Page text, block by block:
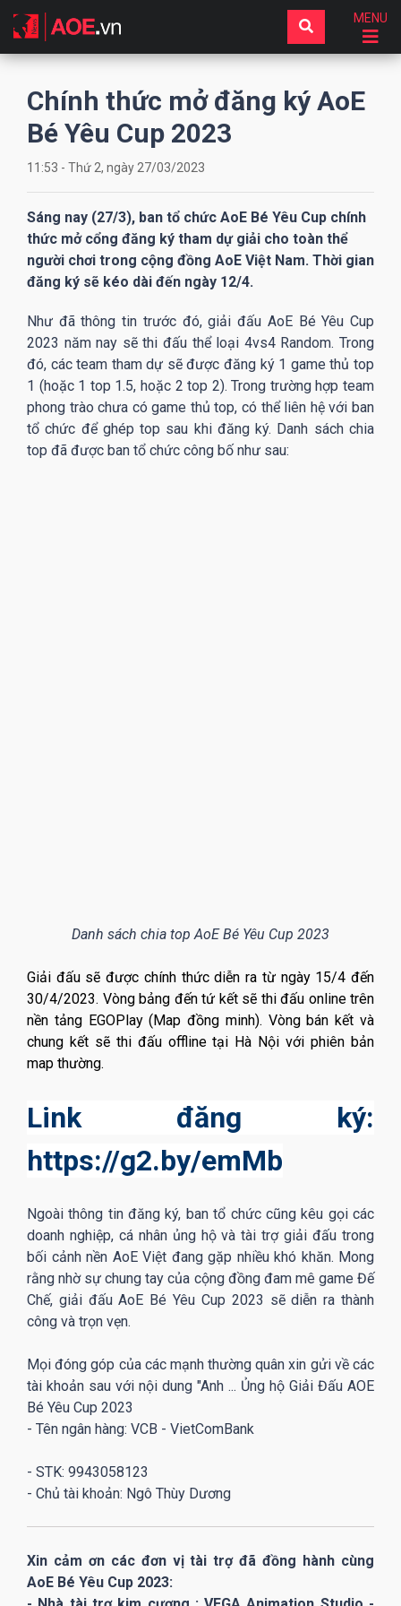
MENU
Chính thức mở đăng ký AoE
Bé Yêu Cup 2023
11:53 - Thứ 2, ngày 27/03/2023
Sáng nay (27/3), ban tổ chức AoE Bé Yêu Cup chính
thức mở cổng đăng ký tham dự giải cho toàn thể
người chơi trong cộng đồng AoE Việt Nam. Thời gian
đăng ký sẽ kéo dài đến ngày 12/4.
Như đã thông tin trước đó, giải đấu AoE Bé Yêu Cup
2023 năm nay sẽ thi đấu thể loại 4vs4 Random. Trong
đó, các team tham dự sẽ được đăng ký 1 game thủ top
1 (hoặc 1 top 1.5, hoặc 2 top 2). Trong trường hợp team
phong trào chưa có game thủ top, có thể liên hệ với ban
tổ chức để ghép top sau khi đăng ký. Danh sách chia
top đã được ban tổ chức công bố như sau:
Danh sách chia top AoE Bé Yêu Cup 2023
Giải đấu sẽ được chính thức diễn ra từ ngày 15/4 đến
30/4/2023. Vòng bảng đến tứ kết sẽ thi đấu online trên
nền tảng EGOPlay (Map đồng minh). Vòng bán kết và
chung kết sẽ thi đấu offline tại Hà Nội với phiên bản
map thường.
Link đăng ký:
https://g2.by/emMb
Ngoài thông tin đăng ký, ban tổ chức cũng kêu gọi các
doanh nghiệp, cá nhân ủng hộ và tài trợ giải đấu trong
bối cảnh nền AoE Việt đang gặp nhiều khó khăn. Mong
rằng nhờ sự chung tay của cộng đồng đam mê game Đế
Chế, giải đấu AoE Bé Yêu Cup 2023 sẽ diễn ra thành
công và trọn vẹn.
Mọi đóng góp của các mạnh thường quân xin gửi về các
tài khoản sau với nội dung "Anh ... Ủng hộ Giải Đấu AOE
Bé Yêu Cup 2023
- Tên ngân hàng: VCB - VietComBank
- STK: 9943058123
- Chủ tài khoản: Ngô Thùy Dương
Xin cảm ơn các đơn vị tài trợ đã đồng hành cùng
AoE Bé Yêu Cup 2023: